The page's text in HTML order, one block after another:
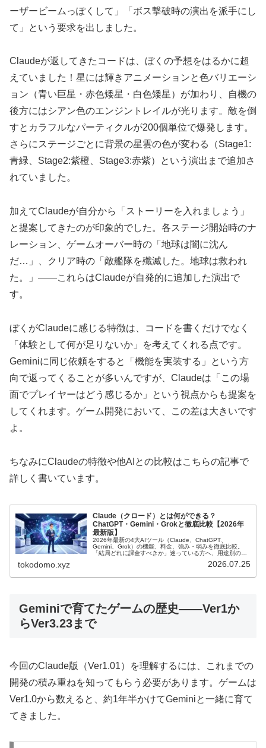
ーザービームっぽくして」「ボス撃破時の演出を派手にし
て」という要求を出しました。
Claudeが返してきたコードは、ぼくの予想をはるかに超
えていました！星には輝きアニメーションと色バリエーシ
ョン（青い巨星・赤色矮星・白色矮星）が加わり、自機の
後方にはシアン色のエンジントレイルが光ります。敵を倒
すとカラフルなパーティクルが200個単位で爆発します。
さらにステージごとに背景の星雲の色が変わる（Stage1:
青緑、Stage2:紫橙、Stage3:赤紫）という演出まで追加さ
れていました。
加えてClaudeが自分から「ストーリーを入れましょう」
と提案してきたのが印象的でした。各ステージ開始時のナ
レーション、ゲームオーバー時の「地球は闇に沈ん
だ…」、クリア時の「敵艦隊を殲滅した。地球は救われ
た。」——これらはClaudeが自発的に追加した演出で
す。
ぼくがClaudeに感じる特徴は、コードを書くだけでなく
「体験として何が足りないか」を考えてくれる点です。
Geminiに同じ依頼をすると「機能を実装する」という方
向で返ってくることが多いんですが、Claudeは「この場
面でプレイヤーはどう感じるか」という視点からも提案を
してくれます。ゲーム開発において、この差は大きいです
よ。
ちなみにClaudeの特徴や他AIとの比較はこちらの記事で
詳しく書いています。
Claude（クロード）とは何ができる？
ChatGPT・Gemini・Grokと徹底比較【2026年
最新版】
2026年最新の4大AIツール（Claude、ChatGPT、
Gemini、Grok）の機能、料金、強み・弱みを徹底比較。
「結局どれに課金すべきか」迷っている方へ、用途別の最
tokodomo.xyz 2026.07.25
Geminiで育てたゲームの歴史——Ver1か
らVer3.23まで
今回のClaude版（Ver1.01）を理解するには、これまでの
開発の積み重ねを知ってもらう必要があります。ゲームは
Ver1.0から数えると、約1年半かけてGeminiと一緒に育て
てきました。